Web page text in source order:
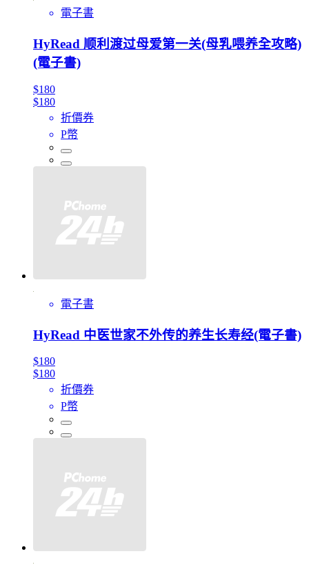
電子書
HyRead 顺利渡过母爱第一关(母乳喂养全攻略)
(電子書)
$180
$180
折價券
P幣
電子書
HyRead 中医世家不外传的养生长寿经(電子書)
$180
$180
折價券
P幣